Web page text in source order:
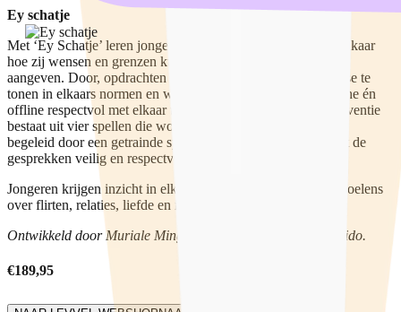
Ey schatje
Met ‘Ey Schatje’ leren jongeren op een speelse manier van elkaar
hoe zij wensen en grenzen kunnen herkennen, begrijpen en
aangeven. Door, opdrachten en voorbeelden leren zij interesse te
tonen in elkaars normen en waarden. Dit helpt jongeren online én
offline respectvol met elkaar te communiceren. De spel-interventie
bestaat uit vier spellen die worden
begeleid door een getrainde spelleider. Deze zorgt ervoor dat de
gesprekken veilig en respectvol verlopen.
Jongeren krijgen inzicht in elkaars gedrag, gedachten en gevoelens
over flirten, relaties, liefde en intimiteit.
Ontwikkeld door Muriale Mingels in samenwerking met Qpido.
€189,95